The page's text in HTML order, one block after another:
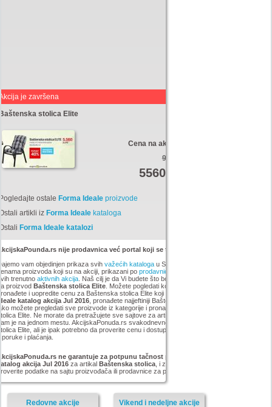
je završena
stolica Elite
Cena na akciji:
9270
5560Din
ostale Forma Idealeproizvode
artikli iz Forma Idealekataloga
Forma Ideale katalozi
nije prodavnica već portal koji se trudi da uštedi vaš novac.
vam objedinjen prikaza svih važećih katalogau Srbiji, sa popustima i sniženim
proizvoda koji su na akciji, prikazani po prodavnicama
trenutno aktivnih akcija. Naš cilj je da Vi budete što bolje informisani o popustima i ceni
proizvod Baštenska stolica Elite. Možete pogledati kompletan
i uopredite cenu za Baštenska stolica Elite koji smo mi pronašli na akciji
katalog akcija Jul 2016, pronađete najjeftiniji Baštenska stolica Elite u grupi . Vrlo
možete pregledati sve proizvode iz kategorije i pronaći najnižu cenu za Baštenska
Elite. Ne morate da pretražujete sve sajtove za artikal Baštenska stolica Elite, sve
je na jednom mestu. AkcijskaPonuda.rs svakodnevno ažurira cene za Baštenska
Elite, ali je ipak potrebno da proverite cenu i dostupnost sa prodavcem, kao i načinu
i plaćanja.
ne garantuje za potpunu tačnost podataka iz akcije Forma Ideale
akcija Jul 2016za artikal Baštenska stolica, i zato vas molimo da pre kupovine
podatke na sajtu proizvođača ili prodavnice za proizvod
Vikend i nedeljne akcije
Redovne akcije